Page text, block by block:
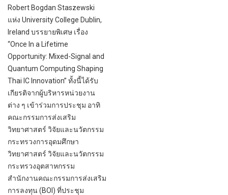
Robert Bogdan Staszewski
แห่ง University College Dublin,
Ireland บรรยายพิเศษ เรื่อง
“Once In a Lifetime
Opportunity: Mixed-Signal and
Quantum Computing Shaping
Thai IC Innovation” ทั้งนี้ได้รับ
เกียรติจากผู้บริหารหน่วยงาน
ต่าง ๆ เข้าร่วมการประชุม อาทิ
คณะกรรมการส่งเสริม
วิทยาศาสตร์ วิจัยและนวัตกรรม
กระทรวงการอุดมศึกษา
วิทยาศาสตร์ วิจัยและนวัตกรรม
กระทรวงอุตสาหกรรม
สำนักงานคณะกรรมการส่งเสริม
การลงทุน (BOI) ที่ประชุม